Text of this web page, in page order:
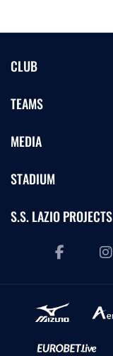
CLUB
TEAMS
MEDIA
STADIUM
S.S. LAZIO PROJECTS